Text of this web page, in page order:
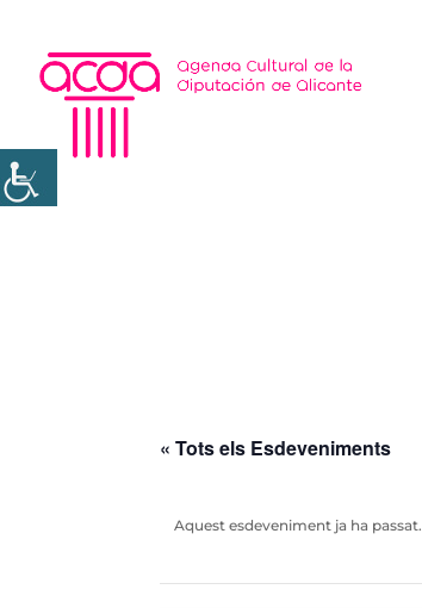
« Tots els Esdeveniments
Aquest esdeveniment ja ha passat.